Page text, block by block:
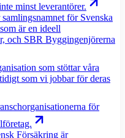
minst leverantörer.
för Svenska
är en ideell
och SBR Byggingenjörerna
som stöttar våra
som vi jobbar för deras
för
Försäkring är